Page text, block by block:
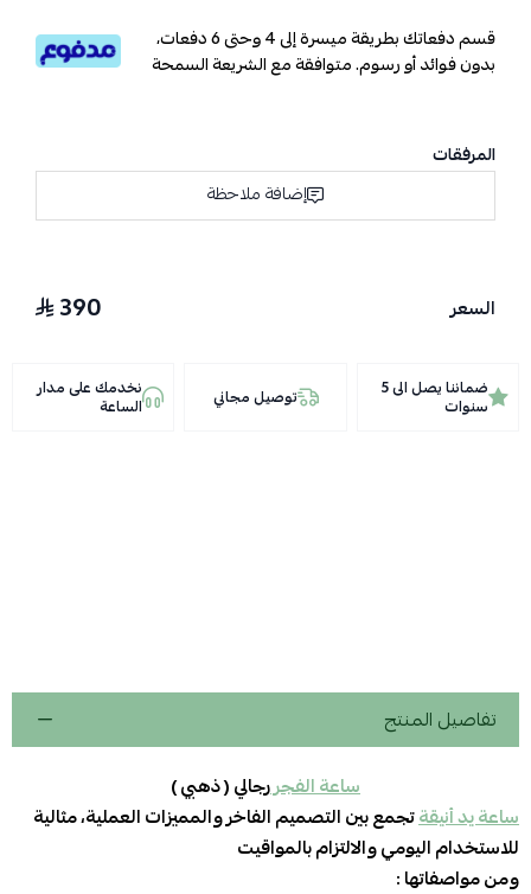
قسم دفعاتك بطريقة ميسرة إلى 4 وحتى 6 دفعات،
بدون فوائد أو رسوم. متوافقة مع الشريعة السمحة
المرفقات
إضافة ملاحظة
السعر 390
ضماننا يصل الى 5
سنوات توصيل مجاني نخدمك على مدار
الساعة
تفاصيل المنتج
ساعة الفجررجالي ( ذهبي )
ساعة يد أنيقةتجمع بين التصميم الفاخر والمميزات العملية، مثالية
للاستخدام اليومي والالتزام بالمواقيت
ومن مواصفاتها :